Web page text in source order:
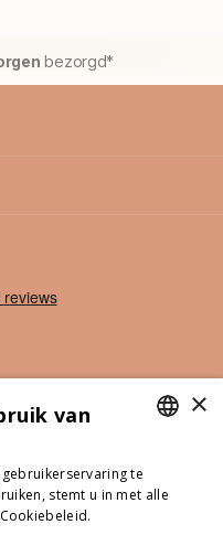
bezorgd*
prijzen zijn inclusief btw
ITALIAN
×
van
te
stemt u in met alle